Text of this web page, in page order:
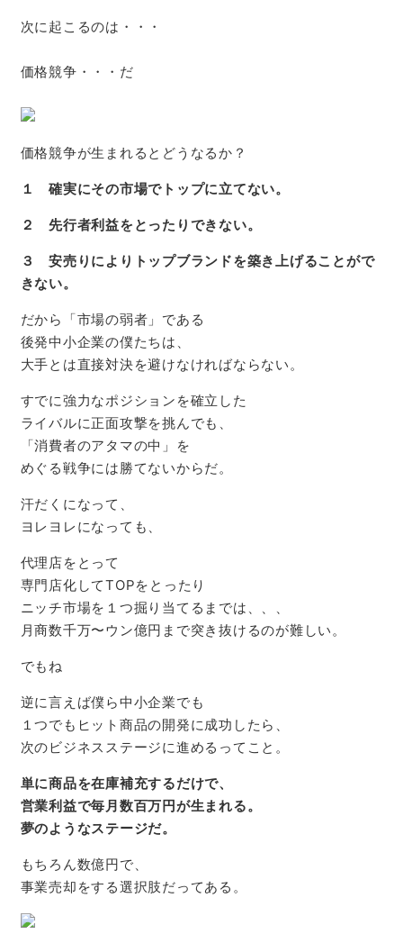
次に起こるのは・・・
価格競争・・・だ
価格競争が生まれるとどうなるか？
１ 確実にその市場でトップに立てない。
２ 先行者利益をとったりできない。
３ 安売りによりトップブランドを築き上げることがで
きない。
だから「市場の弱者」である
後発中小企業の僕たちは、
大手とは直接対決を避けなければならない。
すでに強力なポジションを確立した
ライバルに正面攻撃を挑んでも、
「消費者のアタマの中」を
めぐる戦争には勝てないからだ。
汗だくになって、
ヨレヨレになっても、
代理店をとって
専門店化してTOPをとったり
ニッチ市場を１つ掘り当てるまでは、、、
月商数千万〜ウン億円まで突き抜けるのが難しい。
でもね
逆に言えば僕ら中小企業でも
１つでもヒット商品の開発に成功したら、
次のビジネスステージに進めるってこと。
単に商品を在庫補充するだけで、
営業利益で毎月数百万円が生まれる。
夢のようなステージだ。
もちろん数億円で、
事業売却をする選択肢だってある。